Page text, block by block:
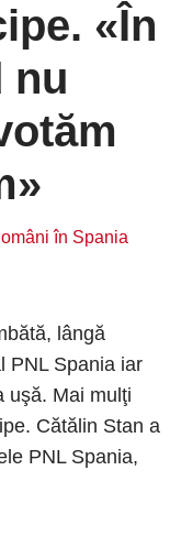
«În
nu
în Spania
lângă
PNL Spania iar
uşă. Mai mulţi
Cătălin Stan a
PNL Spania,